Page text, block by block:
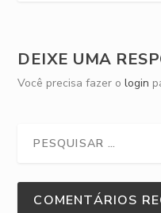
DEIXE UMA
Você precisa fazer ologin
COMENTÁRIOS